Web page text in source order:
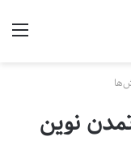
نوین